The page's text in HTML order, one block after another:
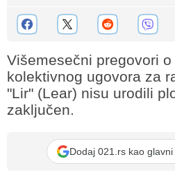
Višemesečni pregovori
kolektivnog ugovora za
"Lir" (Lear) nisu urodili
zaključen.
Dodaj 021.rs kao